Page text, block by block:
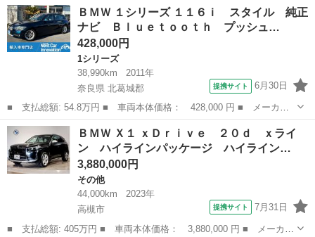
ペ コンペティション ＯＰ７２３ ステルスＰＰＦ ＬＣＩルック
ヘッドラ...
大阪 松原市
ＢＭＷ １シリーズ １１６ｉ スタイル 純正
ナビ Ｂｌｕｅｔｏｏｔｈ プッシュ…
428,000円
1シリーズ
38,990km
2011年
奈良県 北葛城郡
提携サイト 6月30日
■ 支払総額: 54.8万円 ■ 車両本体価格： 428,000 円 ■ メーカー
名： ＢＭＷ ■ 車種名： １シリーズ ■ グレード名： １１６
ｉ スタイル 純正ナビ Ｂｌｕｅｔｏｏｔｈ プッシュスタート
ＣＤ＆ＤＶＤ再...
奈良 北葛城郡 1シリーズ
ＢＭＷ Ｘ１ ｘＤｒｉｖｅ ２０ｄ ｘライ
ン ハイラインパッケージ ハイライン…
3,880,000円
その他
44,000km
2023年
高槻市
提携サイト 7月31日
■ 支払総額: 405万円 ■ 車両本体価格： 3,880,000 円 ■ メーカー